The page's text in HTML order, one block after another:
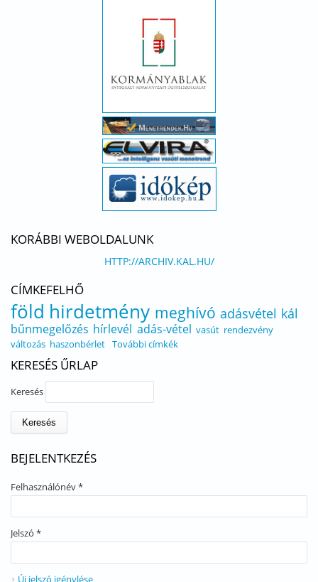
KORÁBBI WEBOLDALUNK
HTTP://ARCHIV.KAL.HU/
CÍMKEFELHŐ
föld hirdetmény meghívó adásvétel kál
bűnmegelőzés hírlevél adás-vétel vasút rendezvény
változás haszonbérlet További címkék
KERESÉS ŰRLAP
Keresés
BEJELENTKEZÉS
Felhasználónév*
Jelszó *
Új jelszó igénylése